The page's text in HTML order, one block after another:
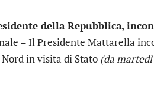
della Repubblica,
– Il Presidente Mattarella
in visita di Stato (da